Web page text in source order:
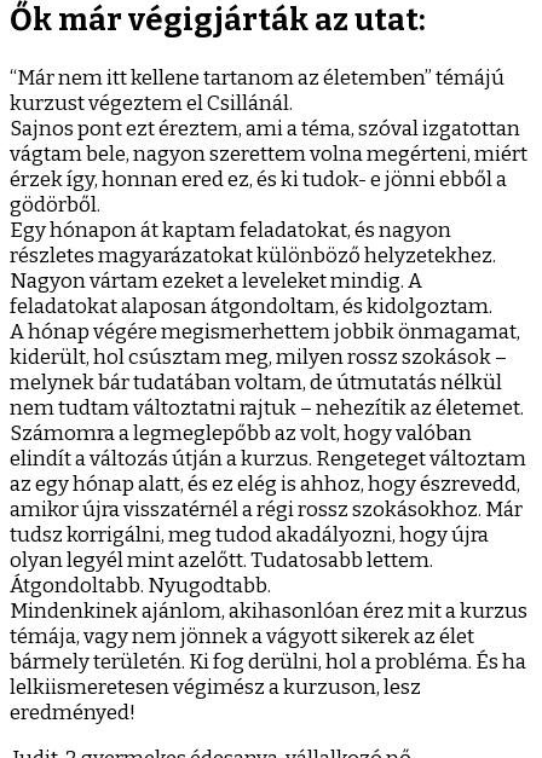
Ők már végigjárták az utat:
“Már nem itt kellene tartanom az életemben” témájú
kurzust végeztem el Csillánál.
Sajnos pont ezt éreztem, ami a téma, szóval izgatottan
vágtam bele, nagyon szerettem volna megérteni, miért
érzek így, honnan ered ez, és ki tudok- e jönni ebből a
gödörből.
Egy hónapon át kaptam feladatokat, és nagyon
részletes magyarázatokat különböző helyzetekhez.
Nagyon vártam ezeket a leveleket mindig. A
feladatokat alaposan átgondoltam, és kidolgoztam.
A hónap végére megismerhettem jobbik önmagamat,
kiderült, hol csúsztam meg, milyen rossz szokások –
melynek bár tudatában voltam, de útmutatás nélkül
nem tudtam változtatni rajtuk – nehezítik az életemet.
Számomra a legmeglepőbb az volt, hogy valóban
elindít a változás útján a kurzus. Rengeteget változtam
az egy hónap alatt, és ez elég is ahhoz, hogy észrevedd,
amikor újra visszatérnél a régi rossz szokásokhoz. Már
tudsz korrigálni, meg tudod akadályozni, hogy újra
olyan legyél mint azelőtt. Tudatosabb lettem.
Átgondoltabb. Nyugodtabb.
Mindenkinek ajánlom, akihasonlóan érez mit a kurzus
témája, vagy nem jönnek a vágyott sikerek az élet
bármely területén. Ki fog derülni, hol a probléma. És ha
lelkiismeretesen végimész a kurzuson, lesz
eredményed!